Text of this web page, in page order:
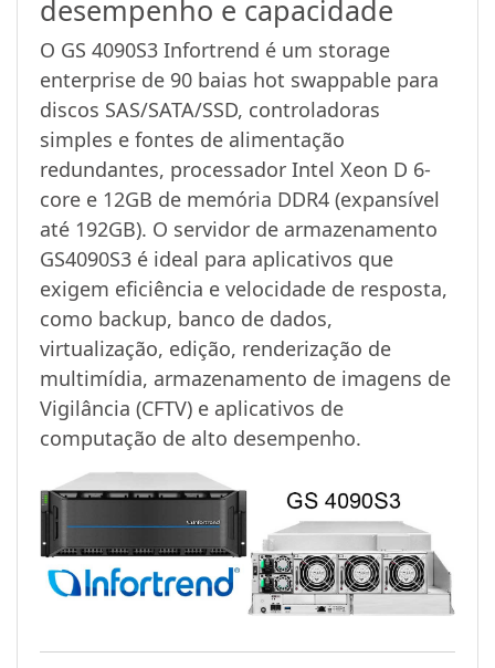
desempenho e capacidade
O GS 4090S3 Infortrend é um storage
enterprise de 90 baias hot swappable para
discos SAS/SATA/SSD, controladoras
simples e fontes de alimentação
redundantes, processador Intel Xeon D 6-
core e 12GB de memória DDR4 (expansível
até 192GB). O servidor de armazenamento
GS4090S3 é ideal para aplicativos que
exigem eficiência e velocidade de resposta,
como backup, banco de dados,
virtualização, edição, renderização de
multimídia, armazenamento de imagens de
Vigilância (CFTV) e aplicativos de
computação de alto desempenho.